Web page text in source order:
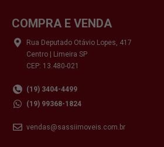
COMPRA E VENDA
Rua Deputado Otávio Lopes, 417
Centro | Limeira SP
CEP: 13.480-021
(19) 3404-4499
(19) 99368-1824
vendas@sassiimoveis.com.br